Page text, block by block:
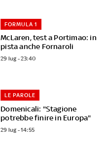
McLaren, test a Portimao: in
pista anche Fornaroli
FORMULA 1
29 lug - 23:40
Domenicali: "Stagione
potrebbe finire in Europa"
LE PAROLE
29 lug - 14:55